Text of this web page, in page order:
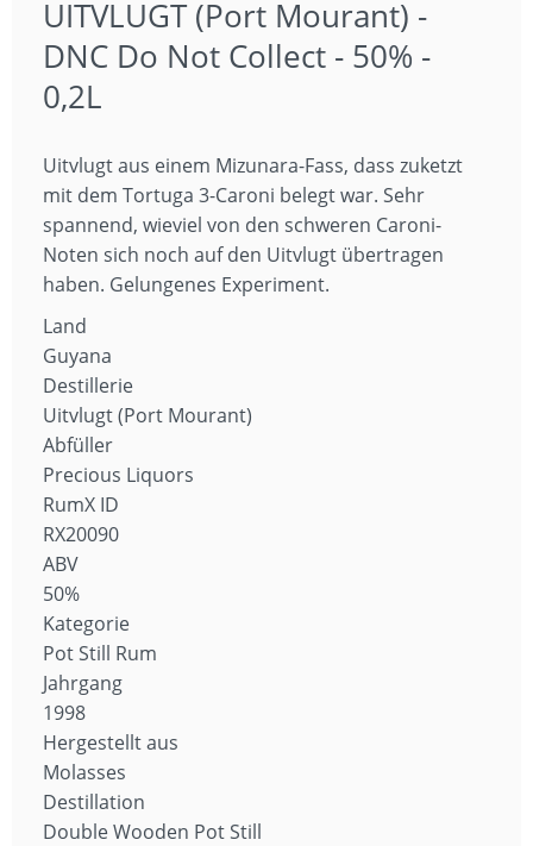
UITVLUGT (Port Mourant) -
DNC Do Not Collect - 50% -
0,2L
Uitvlugt aus einem Mizunara-Fass, dass zuketzt
mit dem Tortuga 3-Caroni belegt war. Sehr
spannend, wieviel von den schweren Caroni-
Noten sich noch auf den Uitvlugt übertragen
haben. Gelungenes Experiment.
Land
Guyana
Destillerie
Uitvlugt (Port Mourant)
Abfüller
Precious Liquors
RumX ID
RX20090
ABV
50%
Kategorie
Pot Still Rum
Jahrgang
1998
Hergestellt aus
Molasses
Destillation
Double Wooden Pot Still